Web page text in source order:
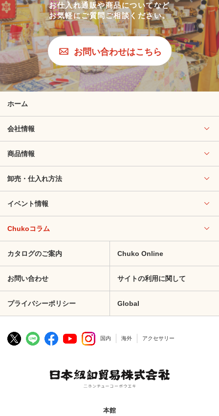
お仕入れ通販や商品についてなど
お気軽にご質問ご相談ください。
お問い合わせはこちら
ホーム
会社情報
商品情報
卸売・仕入れ方法
イベント情報
Chukoコラム
カタログのご案内 Chuko Online
お問い合わせ サイトの利用に関して
プライバシーポリシー Global
国内 海外 アクセサリー
本館